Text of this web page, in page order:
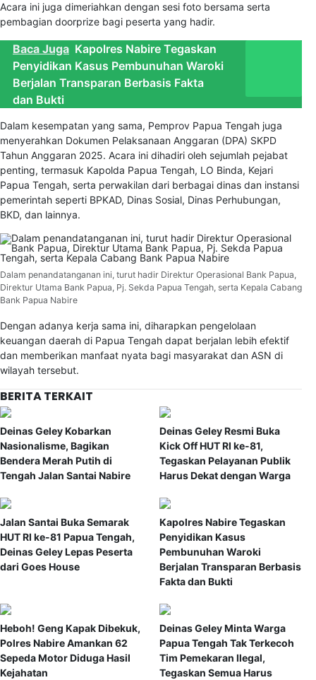
Acara ini juga dimeriahkan dengan sesi foto bersama serta
pembagian doorprize bagi peserta yang hadir.
Baca Juga Kapolres Nabire Tegaskan
Penyidikan Kasus Pembunuhan Waroki
Berjalan Transparan Berbasis Fakta
dan Bukti
Dalam kesempatan yang sama, Pemprov Papua Tengah juga
menyerahkan Dokumen Pelaksanaan Anggaran (DPA) SKPD
Tahun Anggaran 2025. Acara ini dihadiri oleh sejumlah pejabat
penting, termasuk Kapolda Papua Tengah, LO Binda, Kejari
Papua Tengah, serta perwakilan dari berbagai dinas dan instansi
pemerintah seperti BPKAD, Dinas Sosial, Dinas Perhubungan,
BKD, dan lainnya.
Dalam penandatanganan ini, turut hadir Direktur Operasional Bank Papua,
Direktur Utama Bank Papua, Pj. Sekda Papua Tengah, serta Kepala Cabang
Bank Papua Nabire
Dengan adanya kerja sama ini, diharapkan pengelolaan
keuangan daerah di Papua Tengah dapat berjalan lebih efektif
dan memberikan manfaat nyata bagi masyarakat dan ASN di
wilayah tersebut.
BERITA TERKAIT
Deinas Geley Kobarkan
Nasionalisme, Bagikan
Bendera Merah Putih di
Tengah Jalan Santai Nabire
Deinas Geley Resmi Buka
Kick Off HUT RI ke-81,
Tegaskan Pelayanan Publik
Harus Dekat dengan Warga
Jalan Santai Buka Semarak
HUT RI ke-81 Papua Tengah,
Deinas Geley Lepas Peserta
dari Goes House
Kapolres Nabire Tegaskan
Penyidikan Kasus
Pembunuhan Waroki
Berjalan Transparan Berbasis
Fakta dan Bukti
Heboh! Geng Kapak Dibekuk,
Polres Nabire Amankan 62
Sepeda Motor Diduga Hasil
Kejahatan
Deinas Geley Minta Warga
Papua Tengah Tak Terkecoh
Tim Pemekaran Ilegal,
Tegaskan Semua Harus